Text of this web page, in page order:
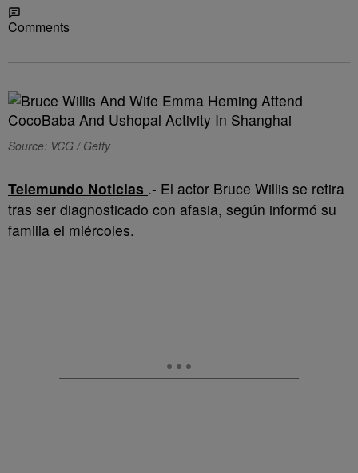
Comments
Source: VCG / Getty
Telemundo Noticias .- El actor Bruce Willis se retira
tras ser diagnosticado con afasia, según informó su
familia el miércoles.